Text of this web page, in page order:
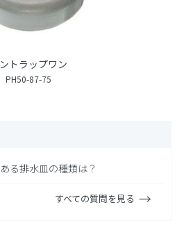
トラップワン
PH50-87-75
る排水皿の種類は？
すべての質問を見る